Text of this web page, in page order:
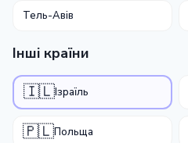
Тель-Авів
Інші країни
🇮🇱Ізраїль
🇵🇱Польща